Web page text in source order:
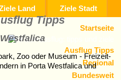
Land Ziele Stadt
Startseite
Ausflug Tipps
Regional
Bundesweit
Tipps
Zoo oder Museum - Freizeit-
in Porta Westfalica und